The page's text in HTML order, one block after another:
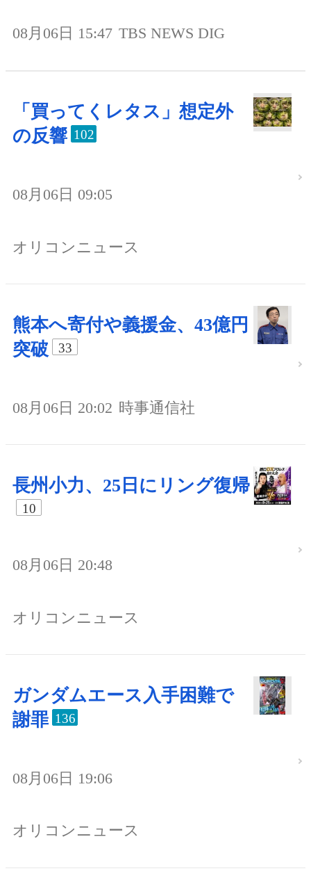
08月06日 15:47 TBS NEWS DIG
「買ってくレタス」想定外
の反響 102
08月06日 09:05
オリコンニュース
熊本へ寄付や義援金、43億円
突破
33
08月06日 20:02 時事通信社
長州小力、25日にリング復帰
10
08月06日 20:48
オリコンニュース
ガンダムエース入手困難で
謝罪 136
08月06日 19:06
オリコンニュース